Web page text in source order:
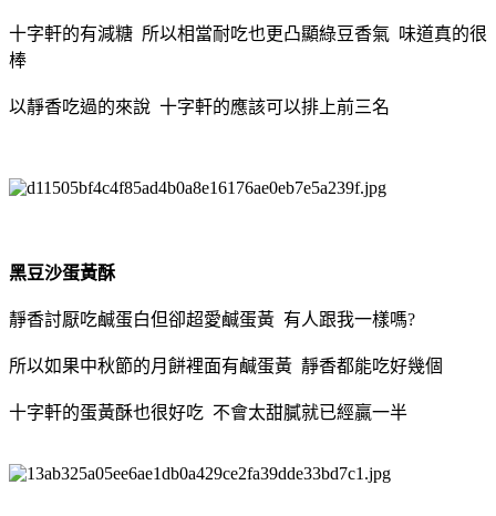
十字軒的有減糖 所以相當耐吃也更凸顯綠豆香氣 味道真的很
棒
以靜香吃過的來說 十字軒的應該可以排上前三名
黑豆沙蛋黃酥
靜香討厭吃鹹蛋白但卻超愛鹹蛋黃 有人跟我一樣嗎?
所以如果中秋節的月餅裡面有鹹蛋黃 靜香都能吃好幾個
十字軒的蛋黃酥也很好吃 不會太甜膩就已經贏一半